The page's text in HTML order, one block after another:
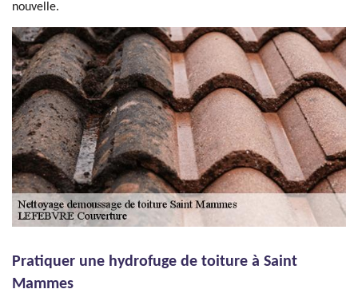
nouvelle.
Pratiquer une hydrofuge de toiture à Saint
Mammes